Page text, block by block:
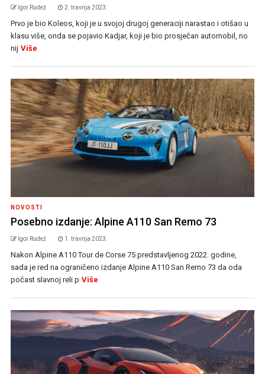
Igor Rudež 2. travnja 2023.
Prvo je bio Koleos, koji je u svojoj drugoj generaciji narastao i otišao u
klasu više, onda se pojavio Kadjar, koji je bio prosječan automobil, no
nij Više
NOVOSTI
Posebno izdanje: Alpine A110 San Remo 73
Igor Rudež 1. travnja 2023.
Nakon Alpine A110 Tour de Corse 75 predstavljenog 2022. godine,
sada je red na ograničeno izdanje Alpine A110 San Remo 73 da oda
počast slavnoj reli p Više